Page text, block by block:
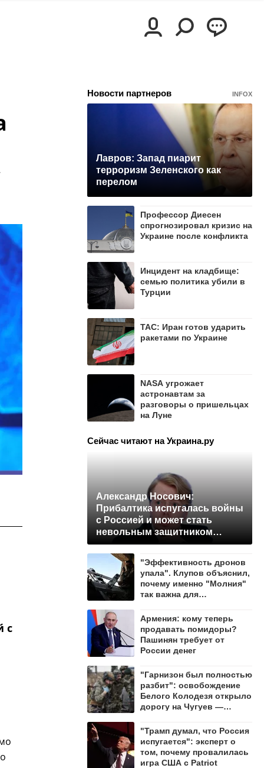
с
Новости партнеров INFOX
Лавров: Запад пиарит
терроризм Зеленского как
перелом
Профессор Диесен
спрогнозировал кризис на
Украине после конфликта
Инцидент на кладбище:
семью политика убили в
Турции
ТАС: Иран готов ударить
ракетами по Украине
NASA угрожает
астронавтам за
разговоры о пришельцах
на Луне
Сейчас читают на Украина.ру
Александр Носович:
Прибалтика испугалась войны
с Россией и может стать
невольным защитником
Ленобласти
"Эффективность дронов
упала". Клупов объяснил,
почему именно "Молния"
так важна для
Армения: кому теперь
продавать помидоры?
Пашинян требует от
России денег
"Гарнизон был полностью
разбит": освобождение
Белого Колодезя открыло
дорогу на Чугуев —
"Трамп думал, что Россия
испугается": эксперт о
том, почему провалилась
игра США с Patriot